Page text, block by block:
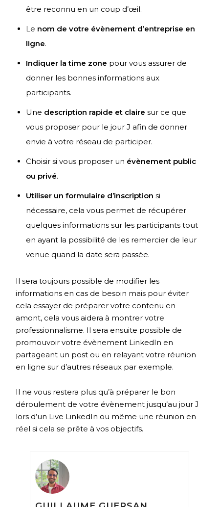
être reconnu en un coup d’œil.
Le nom de votre évènement d’entreprise en
ligne.
Indiquer la time zone pour vous assurer de
donner les bonnes informations aux
participants.
Une description rapide et claire sur ce que
vous proposer pour le jour J afin de donner
envie à votre réseau de participer.
Choisir si vous proposer un évènement public
ou privé.
Utiliser un formulaire d’inscription si
nécessaire, cela vous permet de récupérer
quelques informations sur les participants tout
en ayant la possibilité de les remercier de leur
venue quand la date sera passée.
Il sera toujours possible de modifier les
informations en cas de besoin mais pour éviter
cela essayer de préparer votre contenu en
amont, cela vous aidera à montrer votre
professionnalisme. Il sera ensuite possible de
promouvoir votre évènement LinkedIn en
partageant un post ou en relayant votre réunion
en ligne sur d’autres réseaux par exemple.
Il ne vous restera plus qu’à préparer le bon
déroulement de votre évènement jusqu’au jour J
lors d’un Live LinkedIn ou même une réunion en
réel si cela se prête à vos objectifs.